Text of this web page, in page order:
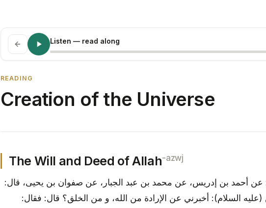
Listen — read along
READING
Creation of the Universe
The Will and Deed of Allah-azwj
أحمد بن إدريس، عن محمد بن عبد الجبار، عن صفوان بن يحيى، قال:
السلام): أخبرني عن الإرادة من الله، و من الخلق؟ قال: فقال: